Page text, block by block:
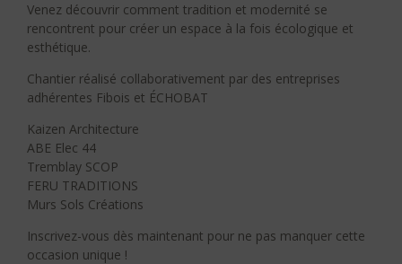
Venez découvrir comment tradition et modernité se
rencontrent pour créer un espace à la fois écologique et
esthétique.
Chantier réalisé collaborativement par des entreprises
adhérentes Fibois et ÉCHOBAT
Kaizen Architecture
ABE Elec 44
Tremblay SCOP
FERU TRADITIONS
Murs Sols Créations
Inscrivez-vous dès maintenant pour ne pas manquer cette
occasion unique !